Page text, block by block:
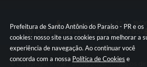
Prefeitura de Santo Antônio do Paraíso - PR e os
cookies: nosso site usa cookies para melhorar a
experiência de navegação. Ao continuar você
concorda com a nossa Política de Cookies e
Versão do Sistema:
3.5.3 - 19/
© Copyright Instar - 2006-2026. Todos os